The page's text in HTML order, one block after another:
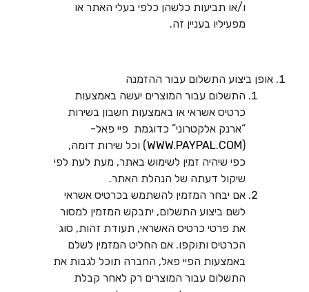
ו/או תביעות כלשהן כלפי בעלי האתר או
מפעיליו בעניין זה.
אופן ביצוע התשלום עבור ההזמנה
התשלום עבור המוצרים יעשה באמצעות
כרטיס אשראי או באמצעות חשבון בשירות
“ארנק אלקטרוני” כדוגמת פיי פאל-
(
WWW.PAYPAL.COM) וכל שירות דומה,
כפי שיהיה זמין לשימוש באתר, מעת לעת לפי
שיקול דעתה של הנהלת האתר.
אם יבחר המזמין להשתמש בכרטיס אשראי
לשם ביצוע התשלום, יתבקש המזמין למסור
את פרטי כרטיס האשראי, תעודת זהות, סוג
הכרטיס ותוקפו. אם החליט המזמין לשלם
באמצעות הפיי פאל, החברה תוכל לגבות את
התשלום עבור המוצרים רק לאחר קבלת